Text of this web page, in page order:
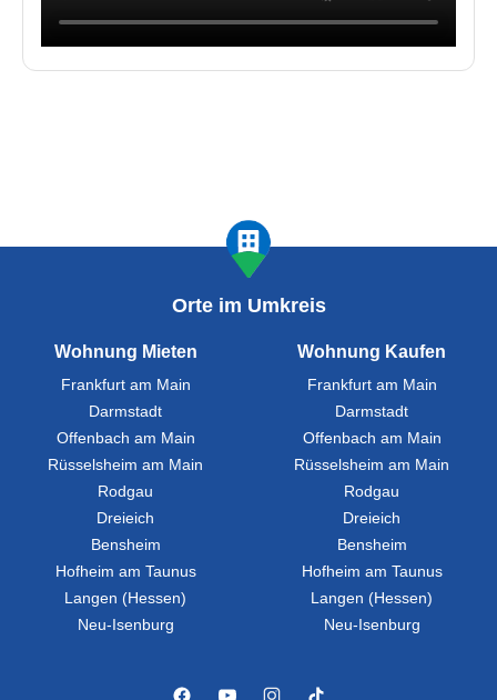
Orte im Umkreis
Wohnung Mieten
Frankfurt am Main
Darmstadt
Offenbach am Main
Rüsselsheim am Main
Rodgau
Dreieich
Bensheim
Hofheim am Taunus
Langen (Hessen)
Neu-Isenburg
Wohnung Kaufen
Frankfurt am Main
Darmstadt
Offenbach am Main
Rüsselsheim am Main
Rodgau
Dreieich
Bensheim
Hofheim am Taunus
Langen (Hessen)
Neu-Isenburg